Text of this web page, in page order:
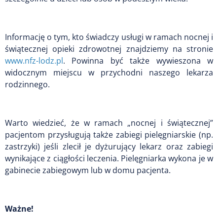
Informację o tym, kto świadczy usługi w ramach nocnej i
świątecznej opieki zdrowotnej znajdziemy na stronie
www.nfz-lodz.pl. Powinna być także wywieszona w
widocznym miejscu w przychodni naszego lekarza
rodzinnego.
Warto wiedzieć, że w ramach „nocnej i świątecznej”
pacjentom przysługują także zabiegi pielęgniarskie (np.
zastrzyki) jeśli zlecił je dyżurujący lekarz oraz zabiegi
wynikające z ciągłości leczenia. Pielęgniarka wykona je w
gabinecie zabiegowym lub w domu pacjenta.
Ważne!